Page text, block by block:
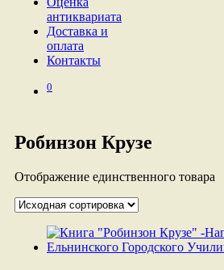
антиквариата
Доставка и
оплата
Контакты
0
Робинзон Крузе
Отображение единственного товара